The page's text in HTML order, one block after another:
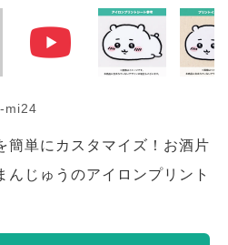
mi24
簡単にカスタマイズ！お酒片
んじゅうのアイロンプリント